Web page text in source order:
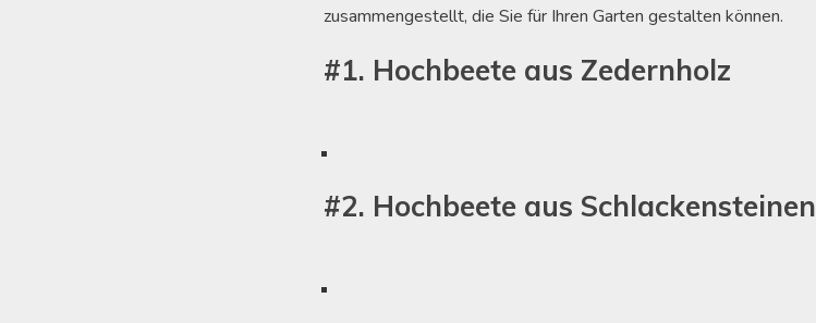
zusammengestellt, die Sie für Ihren Garten gestalten können.
#1. Hochbeete aus Zedernholz
#2. Hochbeete aus Schlackensteinen